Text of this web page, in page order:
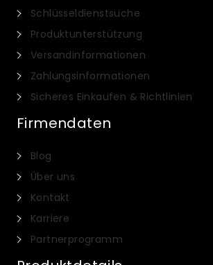
Schlüsseldienstsuche
Produktunterstützung
Versandinformationen
Zahlungsinformationen
Sicheres Einkaufen & Richtlinien
Firmendaten
Blog
Über uns
Kontakt
Karriere
Partnerprogramm